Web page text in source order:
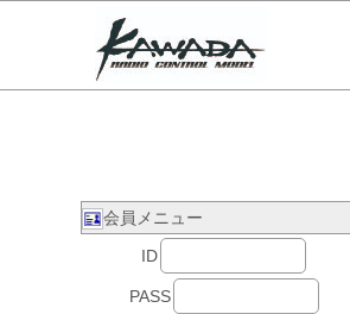
会員メニュー
ID
PASS